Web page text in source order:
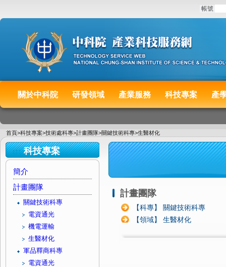
帳號
關於中科院 研發領域 產業服務 科技專案 產
首頁>科技專案>技術處科專>計畫團隊>關鍵技術科專>生醫材化
:::科技專案
簡介
計畫團隊
關鍵技術科專
電資通光
機電運輸
生醫材化
軍品釋商科專
電資通光
計畫團隊
【科專】 關鍵技術科專
【領域】 生醫材化